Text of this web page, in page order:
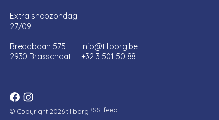
Extra shopzondag:
27/09
Bredabaan 575
2930 Brasschaat
info@tillborg.be
+32 3 501 50 88
© Copyright 2026 tillborgRSS-feed